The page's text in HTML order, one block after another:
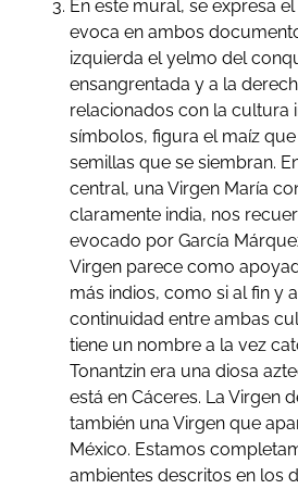
En este mural, se expresa
evoca en ambos
izquierda el yelmo del
ensangrentada y a la
relacionados con la cultura
símbolos, figura el maíz
semillas que se siembran.
central, una Virgen María
claramente india, nos
evocado por García
Virgen parece como
más indios, como si al fin y
continuidad entre ambas
tiene un nombre a la vez
Tonantzin era una diosa
está en Cáceres. La Virgen
también una Virgen que
México. Estamos
ambientes descritos en los